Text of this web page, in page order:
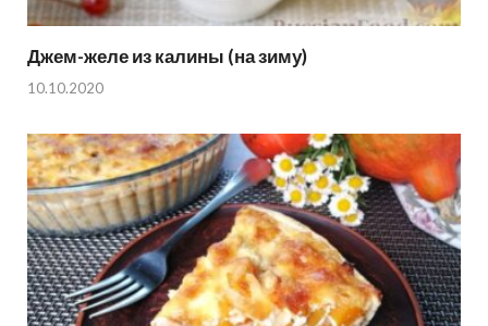
Джем-желе из калины (на зиму)
10.10.2020